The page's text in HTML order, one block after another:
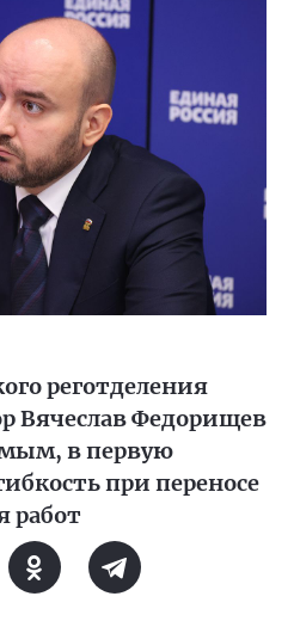
реготделения
Вячеслав Федорищев
в первую
при переносе
работ